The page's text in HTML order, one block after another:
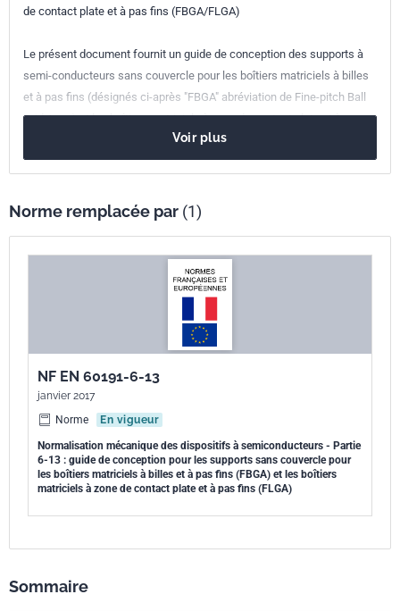
internationale
Parenté
européenne
EN 60191-6-13:2007
de contact plate et à pas fins (FBGA/FLGA)
Le présent document fournit un guide de conception des supports à
semi-conducteurs sans couvercle pour les boîtiers matriciels à billes
et à pas fins (désignés ci-après "FBGA" abréviation de Fine-pitch Ball
Grid Array) et les boîtiers matriciels à zone de contact plate et à pas
fins (désignés ci-après "FLGA", Fine-pitch Land Grid Array). Le présent
document est destiné à établir les dessins et dimensions
d'essai et de rodage appliqués aux FBGA et aux FLGA.
Voir plus
Norme remplacée par (1)
NF EN 60191-6-13
janvier 2017
Norme
En vigueur
Normalisation mécanique des dispositifs à semiconducteurs - Partie
6-13 : guide de conception pour les supports sans couvercle pour
les boîtiers matriciels à billes et à pas fins (FBGA) et les boîtiers
matriciels à zone de contact plate et à pas fins (FLGA)
Sommaire